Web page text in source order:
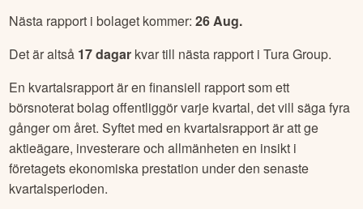
Nästa rapport i bolaget kommer:26 Aug.
Det är altså 17dagar kvar till nästa rapport iTura Group.
En kvartalsrapport är en finansiell rapport som ett
börsnoterat bolag offentliggör varje kvartal, det vill säga fyra
gånger om året. Syftet med en kvartalsrapport är att ge
aktieägare, investerare och allmänheten en insikt i
företagets ekonomiska prestation under den senaste
kvartalsperioden.